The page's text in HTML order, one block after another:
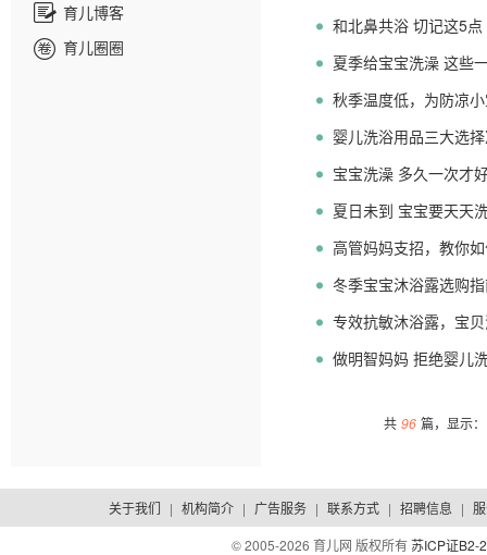
育儿博客
育儿圈圈
和北鼻共浴 切记这5点
夏季给宝宝洗澡 这些
秋季温度低，为防凉
婴儿洗浴用品三大选
宝宝洗澡 多久一次才
夏日未到 宝宝要天天
高管妈妈支招，教你
冬季宝宝沐浴露选购
专效抗敏沐浴露，宝贝
做明智妈妈 拒绝婴儿
共 96 篇，显示
关于我们 | 机构简介 | 广告服务 | 联系方式 | 招聘信息 |
© 2005-2026 育儿网 版权所有苏ICP证B2-